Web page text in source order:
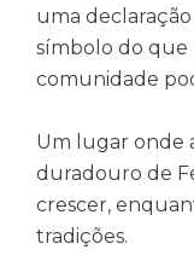
uma
símbolo do que
comunidade
Um lugar onde
duradouro de
crescer,
tradições.